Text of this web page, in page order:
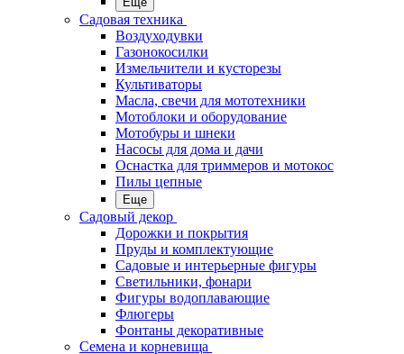
Садовая техника
Воздуходувки
Газонокосилки
Измельчители и кусторезы
Культиваторы
Масла, свечи для мототехники
Мотоблоки и оборудование
Мотобуры и шнеки
Насосы для дома и дачи
Оснастка для триммеров и мотокос
Пилы цепные
Еще
Садовый декор
Дорожки и покрытия
Пруды и комплектующие
Садовые и интерьерные фигуры
Светильники, фонари
Фигуры водоплавающие
Флюгеры
Фонтаны декоративные
Семена и корневища